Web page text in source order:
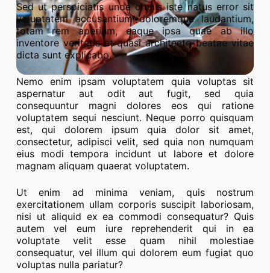
Sed ut perspiciatis unde omnis iste natus error sit
voluptatem accusantium doloremque laudantium,
totam rem aperiam, eaque ipsa quae ab illo
inventore veritatis et quasi architecto beatae vitae
dicta sunt explicabo.
Nemo enim ipsam voluptatem quia voluptas sit
aspernatur aut odit aut fugit, sed quia
consequuntur magni dolores eos qui ratione
voluptatem sequi nesciunt. Neque porro quisquam
est, qui dolorem ipsum quia dolor sit amet,
consectetur, adipisci velit, sed quia non numquam
eius modi tempora incidunt ut labore et dolore
magnam aliquam quaerat voluptatem.
Ut enim ad minima veniam, quis nostrum
exercitationem ullam corporis suscipit laboriosam,
nisi ut aliquid ex ea commodi consequatur? Quis
autem vel eum iure reprehenderit qui in ea
voluptate velit esse quam nihil molestiae
consequatur, vel illum qui dolorem eum fugiat quo
voluptas nulla pariatur?